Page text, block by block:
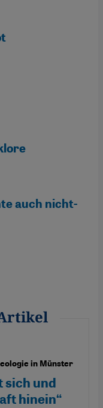
auch nicht-
in Münster
sich und
hinein“